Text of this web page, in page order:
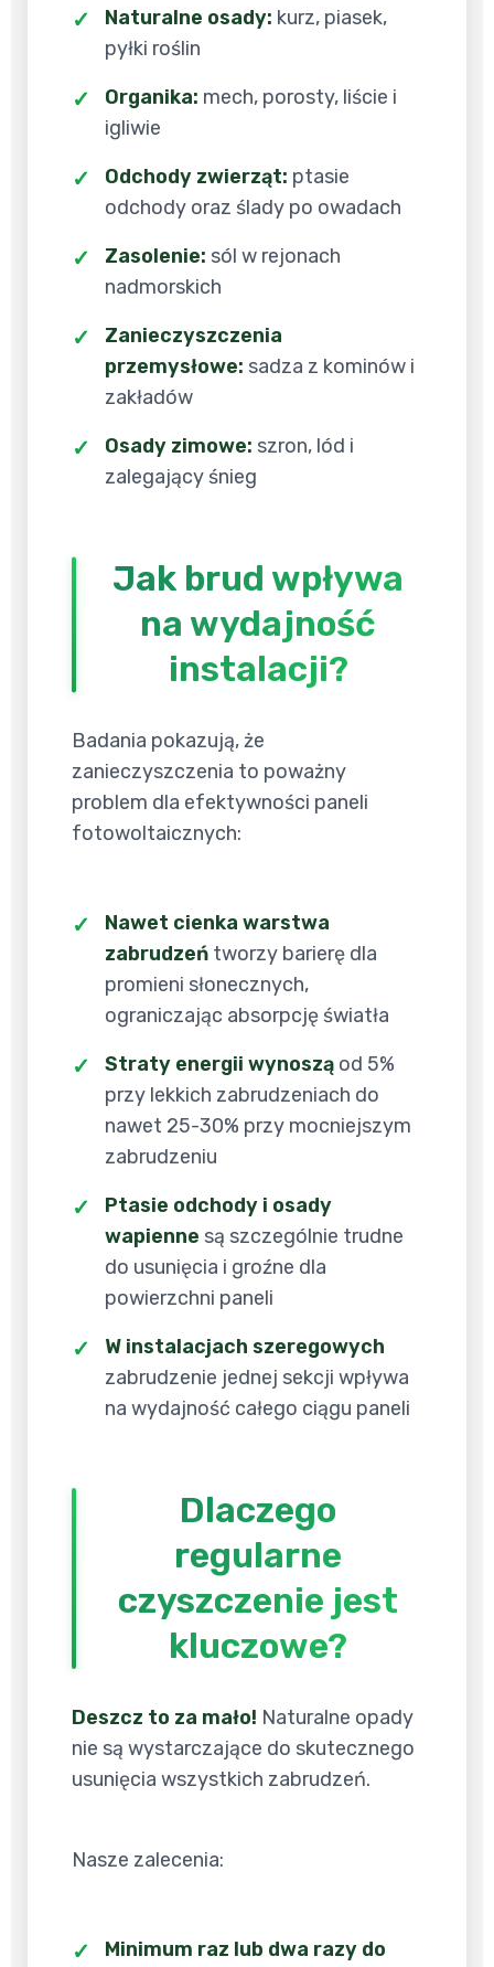
Naturalne osady: kurz, piasek,
pyłki roślin
Organika: mech, porosty, liście i
igliwie
Odchody zwierząt: ptasie
odchody oraz ślady po owadach
Zasolenie: sól w rejonach
nadmorskich
Zanieczyszczenia
przemysłowe: sadza z kominów i
zakładów
Osady zimowe: szron, lód i
zalegający śnieg
Jak brud wpływa
na wydajność
instalacji?
Badania pokazują, że
zanieczyszczenia to poważny
problem dla efektywności paneli
fotowoltaicznych:
Nawet cienka warstwa
zabrudzeń tworzy barierę dla
promieni słonecznych,
ograniczając absorpcję światła
Straty energii wynoszą od 5%
przy lekkich zabrudzeniach do
nawet 25-30% przy mocniejszym
zabrudzeniu
Ptasie odchody i osady
wapienne są szczególnie trudne
do usunięcia i groźne dla
powierzchni paneli
W instalacjach szeregowych
zabrudzenie jednej sekcji wpływa
na wydajność całego ciągu paneli
Dlaczego
regularne
czyszczenie jest
kluczowe?
Deszcz to za mało! Naturalne opady
nie są wystarczające do skutecznego
usunięcia wszystkich zabrudzeń.
Nasze zalecenia:
Minimum raz lub dwa razy do